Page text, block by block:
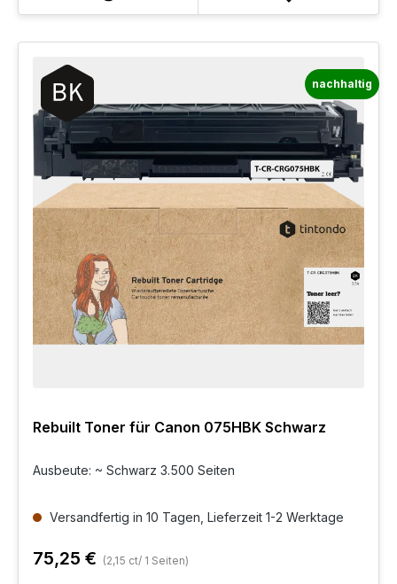
nachhaltig
Rebuilt Toner für Canon 075HBK Schwarz
Ausbeute: ~ Schwarz 3.500 Seiten
Versandfertig in 10 Tagen, Lieferzeit 1-2 Werktage
75,25 € (2,15 ct/ 1 Seiten)